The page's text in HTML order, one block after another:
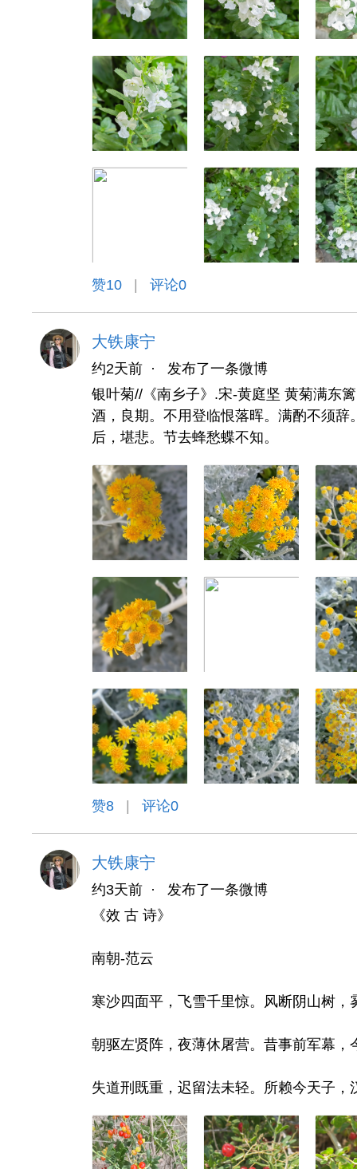
赞10 评论0
大铁康宁
约2天前 ·
发布了一条微博
银叶菊//《南乡子》.宋-黄庭坚 黄菊满东
酒，良期。不用登临恨落晖。满酌不须
后，堪悲。节去蜂愁蝶不知。
赞8 评论0
大铁康宁
约3天前 ·
发布了一条微博
《效 古 诗》
南朝-范云
寒沙四面平，飞雪千里惊。风断阴山树，
朝驱左贤阵，夜薄休屠营。昔事前军幕，
失道刑既重，迟留法未轻。所赖今天子，